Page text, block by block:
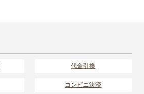
代金引換
コンビニ決済